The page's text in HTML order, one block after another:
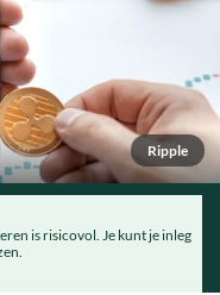
Ripple
is risicovol. Je kunt je inleg